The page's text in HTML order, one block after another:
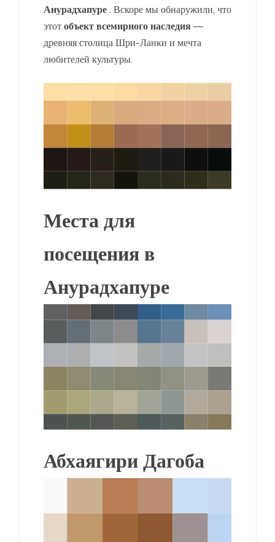
Анурадхапуре . Вскоре мы обнаружили, что
этот объект всемирного наследия —
древняя столица Шри-Ланки и мечта
любителей культуры.
Места для
посещения в
Анурадхапуре
Абхаягири Дагоба